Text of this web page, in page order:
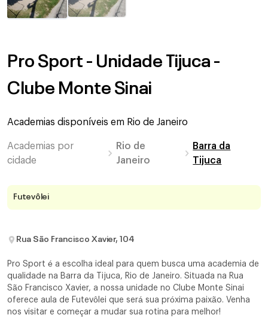
Pro Sport - Unidade Tijuca -
Clube Monte Sinai
Academias disponíveis em Rio de Janeiro
Academias por
cidade
Rio de
Janeiro
Barra da
Tijuca
Futevôlei
Rua São Francisco Xavier, 104
Pro Sport é a escolha ideal para quem busca uma academia de
qualidade na Barra da Tijuca, Rio de Janeiro. Situada na Rua
São Francisco Xavier, a nossa unidade no Clube Monte Sinai
oferece aula de Futevôlei que será sua próxima paixão. Venha
nos visitar e começar a mudar sua rotina para melhor!